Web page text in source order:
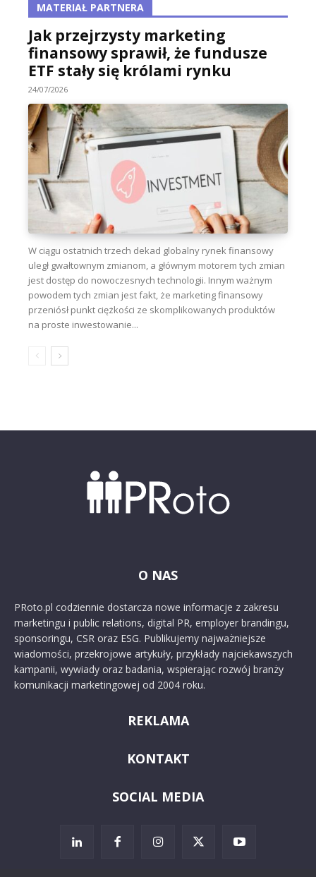
MATERIAŁ PARTNERA
Jak przejrzysty marketing
finansowy sprawił, że fundusze
ETF stały się królami rynku
24/07/2026
W ciągu ostatnich trzech dekad globalny rynek finansowy
uległ gwałtownym zmianom, a głównym motorem tych zmian
jest dostęp do nowoczesnych technologii. Innym ważnym
powodem tych zmian jest fakt, że marketing finansowy
przeniósł punkt ciężkości ze skomplikowanych produktów
na proste inwestowanie...
O NAS
PRoto.pl codziennie dostarcza nowe informacje z zakresu
marketingu i public relations, digital PR, employer brandingu,
sponsoringu, CSR oraz ESG. Publikujemy najważniejsze
wiadomości, przekrojowe artykuły, przykłady najciekawszych
kampanii, wywiady oraz badania, wspierając rozwój branży
komunikacji marketingowej od 2004 roku.
REKLAMA
KONTAKT
SOCIAL MEDIA